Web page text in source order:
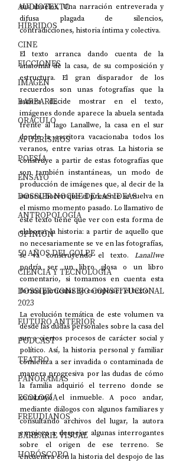
AUDIOTEXTO
HÍBRIDOS
CINE
FICCIONES
IMAGEN
BARBARIE
ORÁCULO
AFUERISMOS
POESÍA
ENSAYO
DOSSIER NOCHE DE LAS IDEAS
ANTROPOLOGÍA
OPINIÓN
50 AÑOS DEL GOLPE
CIENCIA Y TECNOLOGÍA
DOSSIER CONSEJO CONSTITUCIONAL
2023
FUTURO ANTERIOR
PODCAST
TEATRO
PANORAMAS
ECOLOGÍA
FREUDIANOS
BARBARIE VISUAL
HORÓSCOPO
sus abuelos. Una narración entreverada y
difusa plagada de silencios,
contradicciones, historia íntima y colectiva.
El texto arranca dando cuenta de la
anatomía de la casa, de su composición y
estructura. El gran disparador de los
recuerdos son unas fotografías que la
autora decide mostrar en el texto,
imágenes donde aparece la abuela sentada
frente al lago Lanallwe, la casa en el sur
donde la escritora vacacionaba todos los
veranos, entre varias otras. La historia se
construye a partir de estas fotografías que
son también instantáneas, un modo de
producción de imágenes que, al decir de la
autora, hacen que el presente se vuelva en
el mismo momento pasado. Lo llamativo de
este texto tiene que ver con esta forma de
elaborar la historia: a partir de aquello que
no necesariamente se ve en las fotografías,
se va construyendo el texto.
Lanallwe
podría ser un libro glosa o un libro
comentario, si tomamos en cuenta esta
forma particular de componer el texto.
La evolución temática de este volumen va
desde las dudas personales sobre la casa del
sur a ciertos procesos de carácter social y
político. Así, la historia personal y familiar
comienza a ser invadida o contaminada de
manera progresiva por las dudas de cómo
la familia adquirió el terreno donde se
construyó el inmueble. A poco andar,
mediante diálogos con algunos familiares y
consultando archivos del lugar, la autora
empieza a despejar algunas interrogantes
sobre el origen de ese terreno. Se
encuentra con la historia del despojo de las